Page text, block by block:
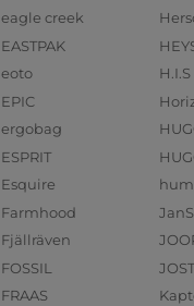
eagle creek
EASTPAK
eoto
EPIC
ergobag
ESPRIT
Esquire
Farmhood
Fjällräven
FOSSIL
FRAAS
H.I.S
JOST